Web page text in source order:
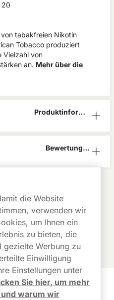
20
tabakfreien Nikotin
Tobacco produziert
Vielzahl von
an. Mehr über die
Produktinform
Bewertunge
und enthält Nikotin, eine
die Website
verwenden wir
um Ihnen ein
zu bieten, die
gezielte Werbung zu
Einwilligung
Einstellungen unter
Sie hier, um mehr
warum wir